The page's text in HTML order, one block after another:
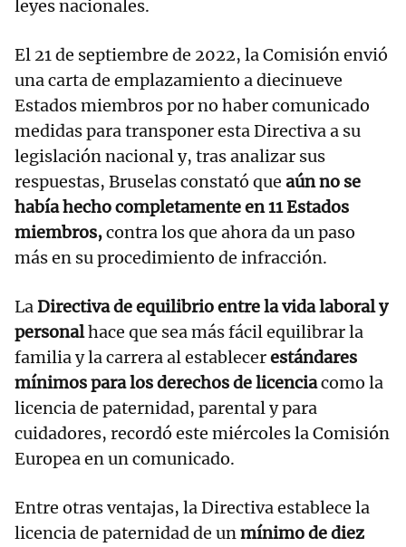
leyes nacionales.
El 21 de septiembre de 2022, la Comisión envió
una carta de emplazamiento a diecinueve
Estados miembros por no haber comunicado
medidas para transponer esta Directiva a su
legislación nacional y, tras analizar sus
respuestas, Bruselas constató que aún no se
había hecho completamente en 11 Estados
miembros,contra los que ahora da un paso
más en su procedimiento de infracción.
LaDirectiva de equilibrio entre la vida laboral y
personalhace que sea más fácil equilibrar la
familia y la carrera al establecerestándares
mínimos para los derechos de licenciacomo la
licencia de paternidad, parental y para
cuidadores, recordó este miércoles la Comisión
Europea en un comunicado.
Entre otras ventajas, la Directiva establece la
licencia de paternidad de unmínimo de diez